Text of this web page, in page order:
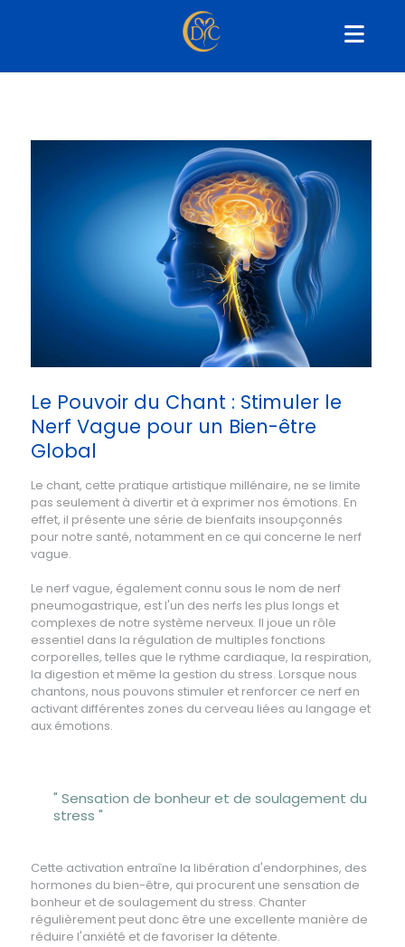
Le Pouvoir du Chant : Stimuler le
Nerf Vague pour un Bien-être
Global
Le chant, cette pratique artistique millénaire, ne se limite
pas seulement à divertir et à exprimer nos émotions. En
effet, il présente une série de bienfaits insoupçonnés
pour notre santé, notamment en ce qui concerne le nerf
vague.
Le nerf vague, également connu sous le nom de nerf
pneumogastrique, est l'un des nerfs les plus longs et
complexes de notre système nerveux. Il joue un rôle
essentiel dans la régulation de multiples fonctions
corporelles, telles que le rythme cardiaque, la respiration,
la digestion et même la gestion du stress. Lorsque nous
chantons, nous pouvons stimuler et renforcer ce nerf en
activant différentes zones du cerveau liées au langage et
aux émotions.
" Sensation de bonheur et de soulagement du
stress "
Cette activation entraîne la libération d'endorphines, des
hormones du bien-être, qui procurent une sensation de
bonheur et de soulagement du stress. Chanter
régulièrement peut donc être une excellente manière de
réduire l'anxiété et de favoriser la détente.